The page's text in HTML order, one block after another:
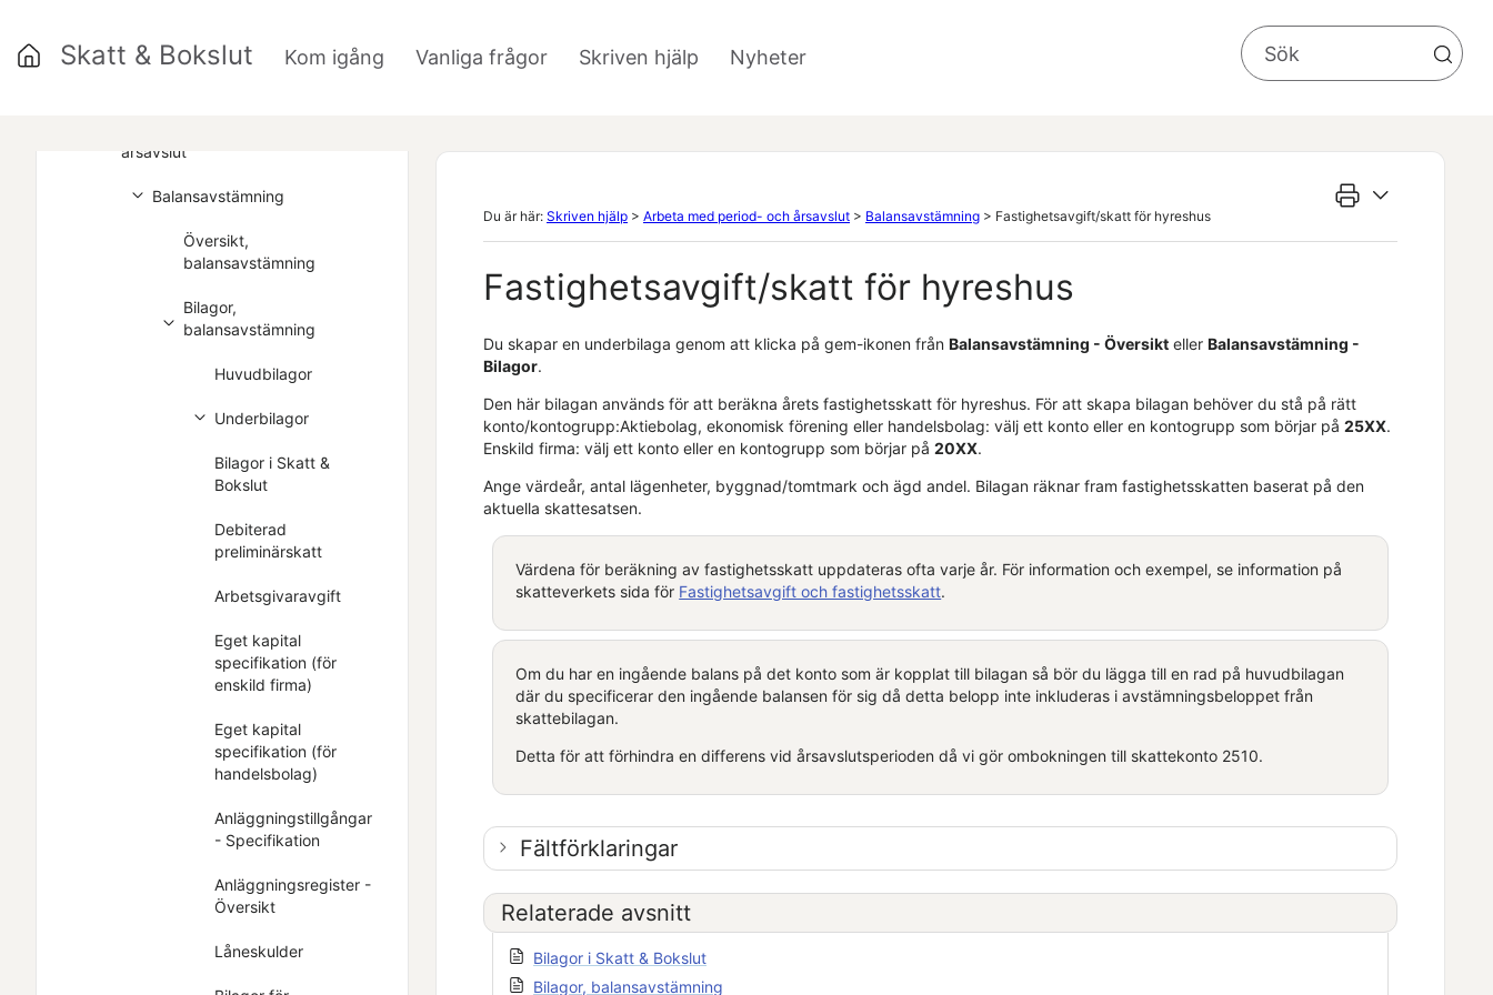
Kom igång Vanliga frågor Skriven hjälp Nyheter
Skatt & Bokslut
årsavslut
Balansavstämning
Översikt,
balansavstämning
Bilagor,
balansavstämning
Huvudbilagor
Underbilagor
Bilagor i Skatt &
Bokslut
Debiterad
preliminärskatt
Arbetsgivaravgift
Eget kapital
specifikation (för
enskild firma)
Eget kapital
specifikation (för
handelsbolag)
Anläggningstillgångar
- Specifikation
Anläggningsregister -
Översikt
Låneskulder
Du är här: Skriven hjälp > Arbeta med period- och årsavslut > Balansavstämning > Fastighetsavgift/skatt för hyreshus
Fastighetsavgift/skatt för hyreshus
Du skapar en underbilaga genom att klicka på gem-ikonen från Balansavstämning - Översikt eller Balansavstämning -
Bilagor.
Den här bilagan används för att beräkna årets fastighetsskatt för hyreshus. För att skapa bilagan behöver du stå på rätt
konto/kontogrupp:Aktiebolag, ekonomisk förening eller handelsbolag: välj ett konto eller en kontogrupp som börjar på 25XX.
Enskild firma: välj ett konto eller en kontogrupp som börjar på 20XX.
Ange värdeår, antal lägenheter, byggnad/tomtmark och ägd andel. Bilagan räknar fram fastighetsskatten baserat på den
aktuella skattesatsen.
Värdena för beräkning av fastighetsskatt uppdateras ofta varje år. För information och exempel, se information på
skatteverkets sida för Fastighetsavgift och fastighetsskatt.
Om du har en ingående balans på det konto som är kopplat till bilagan så bör du lägga till en rad på huvudbilagan
där du specificerar den ingående balansen för sig då detta belopp inte inkluderas i avstämningsbeloppet från
skattebilagan.
Detta för att förhindra en differens vid årsavslutsperioden då vi gör ombokningen till skattekonto 2510.
Fältförklaringar
Relaterade avsnitt
Bilagor i Skatt & Bokslut
Bilagor, balansavstämning